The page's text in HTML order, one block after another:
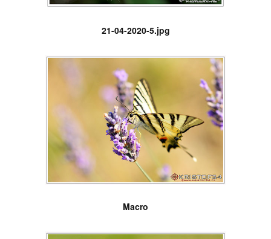
21-04-2020-5.jpg
Macro